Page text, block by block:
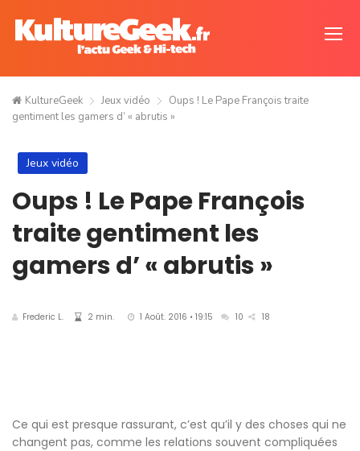
KultureGeek Jeux vidéo
Oups ! Le Pape François traite
gentiment les gamers d’ « abrutis »
Jeux vidéo
Oups ! Le Pape François
traite gentiment les
gamers d’ « abrutis »
Frederic L. 2 min. 1 Août. 2016 • 19:15 10 18
Ce qui est presque rassurant, c’est qu’il y des choses qui ne
changent pas, comme les relations souvent compliquées